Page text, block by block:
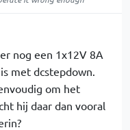
nog een 1x12V 8A
met dcstepdown.
om het
hij daar dan vooral